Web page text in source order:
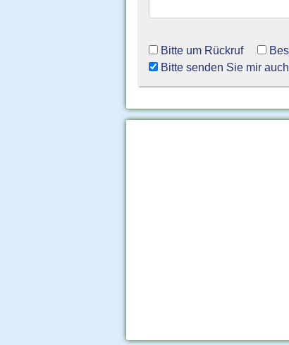
Bitte um Rückruf
Bitte senden Sie mir